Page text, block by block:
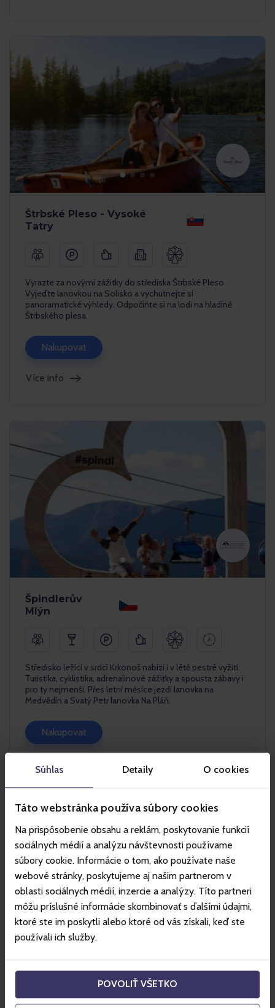
Súhlas Detaily O cookies
Táto webstránka používa súbory cookies
Na prispôsobenie obsahu a reklám, poskytovanie funkcií
sociálnych médií a analýzu návštevnosti používame
súbory cookie. Informácie o tom, ako používate naše
webové stránky, poskytujeme aj našim partnerom v
oblasti sociálnych médií, inzercie a analýzy. Títo partneri
môžu príslušné informácie skombinovať s ďalšími údajmi,
ktoré ste im poskytli alebo ktoré od vás získali, keď ste
používali ich služby.
POVOLIŤ VŠETKO
Štrbské Pleso - Vysoké
Tatry
Vyrazte za novými zážitky do střediska Štrbské Pleso.
Vyjeďte lanovkou na Solisko a vychutnejte si
panoramatické výhledy. Odpočiňte si na lodi na hladině
Štrbského plesa.
Nakupovat
Více info
Špindlerův
Mlýn
Středisko ležící v srdci Krkonoš nabízí i v létě pestré vyžití.
Turistika, cyklistika, adrenalinové zážitky a spousta zábavy i
pro ty nejmenší. Přes letní měsíce jezdí lanovka na
Medvědín a Svatý Petr lanovka Na Pláň.
Nakupovat
Více info